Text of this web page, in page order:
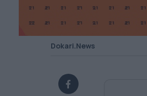
Dokari.News